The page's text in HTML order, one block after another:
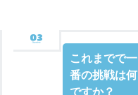
これまでで一
番の挑戦は何
ですか？